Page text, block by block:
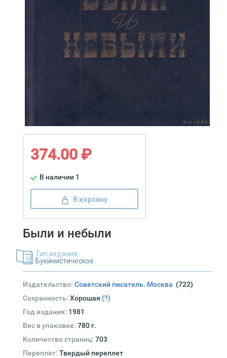
374.00 ₽
В наличии 1
В корзину
Были и небыли
Тип издания:
Букинистическое
Издательство: Советский писатель. Москва (722)
Сохранность: Хорошая (?)
Год издания: 1981
Вес в упаковке: 780 г.
Количество страниц: 703
Переплёт: Твердый переплет